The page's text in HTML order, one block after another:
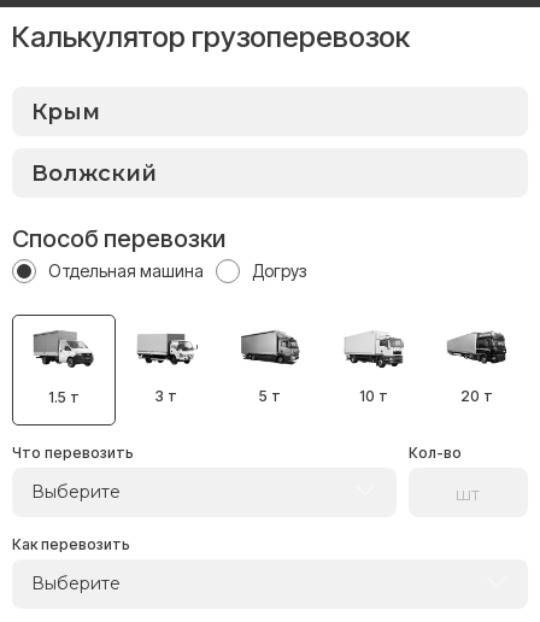
Калькулятор грузоперевозок
Способ перевозки
Отдельная машина Догруз
1.5 т 3 т 5 т 10 т 20 т
Что перевозить
Выберите
Кол-во
Как перевозить
Выберите